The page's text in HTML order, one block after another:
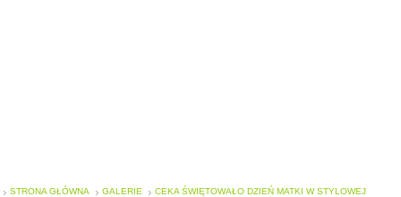
STRONA GŁÓWNA GALERIE
CEKA ŚWIĘTOWAŁO DZIEŃ MATKI W STYLOWEJ